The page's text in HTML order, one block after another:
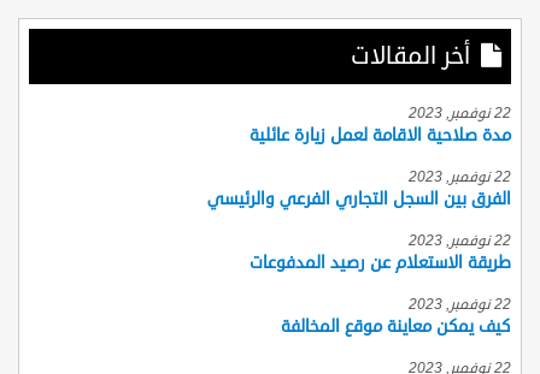
أخر المقالات
22 نوفمبر, 2023
مدة صلاحية الاقامة لعمل زيارة عائلية
22 نوفمبر, 2023
الفرق بين السجل التجاري الفرعي والرئيسي
22 نوفمبر, 2023
طريقة الاستعلام عن رصيد المدفوعات
22 نوفمبر, 2023
كيف يمكن معاينة موقع المخالفة
22 نوفمبر, 2023